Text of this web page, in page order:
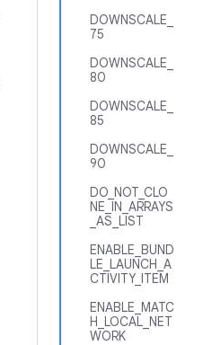
DOWNSCALE_
75
DOWNSCALE_
80
DOWNSCALE_
85
DOWNSCALE_
90
DO_NOT_CLO
NE_IN_ARRAYS
_AS_LIST
ENABLE_BUND
LE_LAUNCH_A
CTIVITY_ITEM
ENABLE_MATC
H_LOCAL_NET
WORK